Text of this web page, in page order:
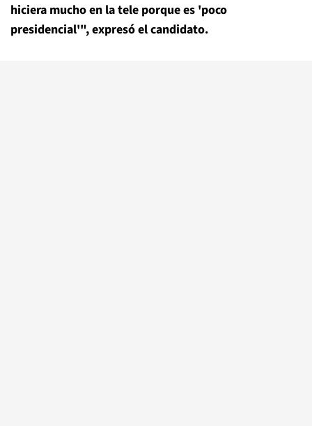
hiciera mucho en la tele porque es 'poco
presidencial'", expresó el candidato.